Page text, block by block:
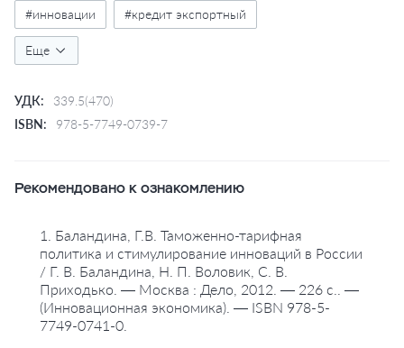
#инновации #кредит экспортный
#кредитование внешней торговли
Еще
УДК:
339.5(470)
ISBN:
978-5-7749-0739-7
Рекомендовано к ознакомлению
1. Баландина, Г.В. Таможенно-тарифная
политика и стимулирование инноваций в России
/ Г. В. Баландина, Н. П. Воловик, С. В.
Приходько. — Москва : Дело, 2012. — 226 с.. —
(Инновационная экономика). — ISBN 978-5-
7749-0741-0.